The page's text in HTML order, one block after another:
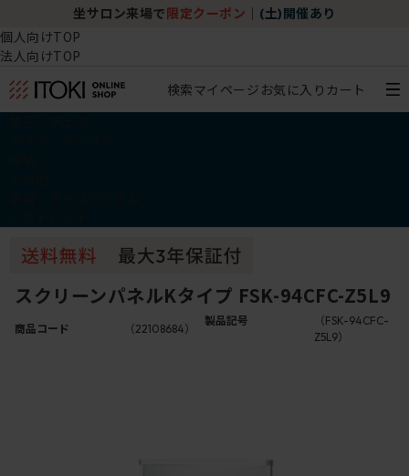
坐サロン来場で 限定クーポン (土)開催あり
個人向けTOP
法人向けTOP
検索マイページ お気に入り カート
スクリーンパネルKタイプ FSK-94CFC-Z5L9
商品コード （22108684）
製品記号
（FSK-94CFC-
Z5L9）